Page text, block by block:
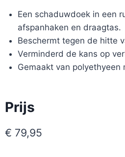
Een schaduwdoek in een
afspanhaken en draagtas.
Beschermt tegen de hitte
Verminderd de kans op
Gemaakt van polyethyeen
Prijs
€ 79,95